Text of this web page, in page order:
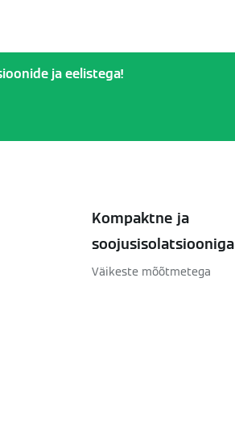
ja eelistega!
Kompaktne ja
soojusisolatsiooniga
Väikeste mõõtmetega